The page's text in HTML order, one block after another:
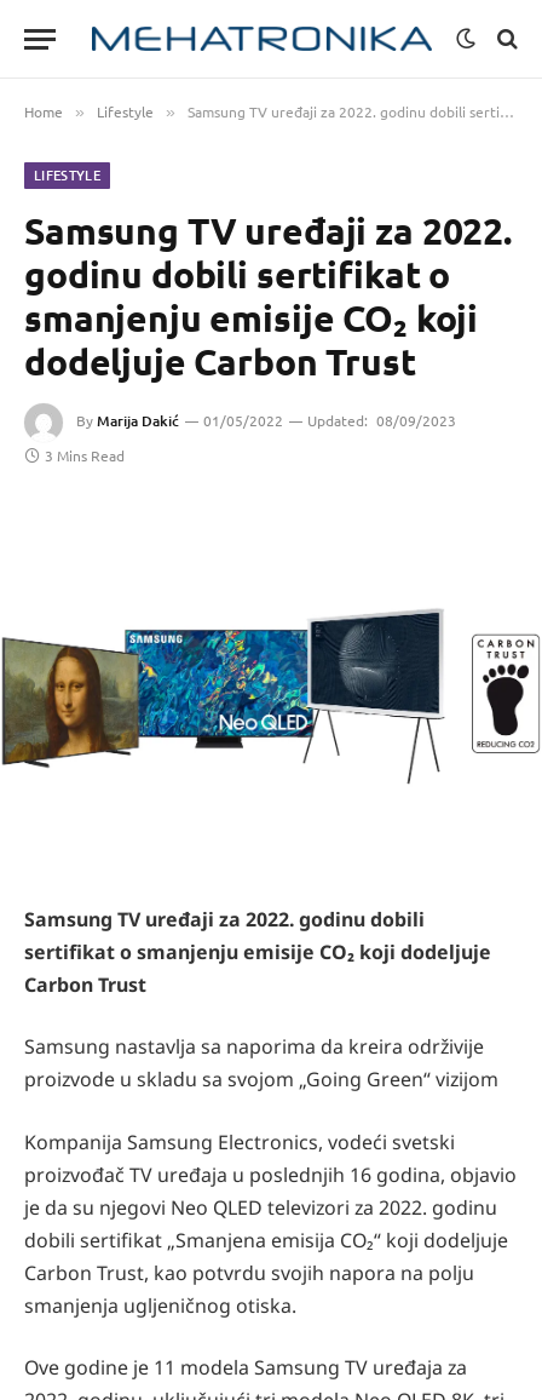
Home » Lifestyle » Samsung TV uređaji za 2022. godinu dobili sertifikat o smanjenju emisije CO₂ koji dodeljuje Carbon Trust
LIFESTYLE
Samsung TV uređaji za 2022.
godinu dobili sertifikat o
smanjenju emisije CO₂ koji
dodeljuje Carbon Trust
ByMarija Dakić 01/05/2022 Updated: 08/09/2023
3 Mins Read
Samsung TV uređaji za 2022. godinu dobili
sertifikat o smanjenju emisije CO₂ koji dodeljuje
Carbon Trust
Samsung nastavlja sa naporima da kreira održivije
proizvode u skladu sa svojom „Going Green“ vizijom
Kompanija Samsung Electronics, vodeći svetski
proizvođač TV uređaja u poslednjih 16 godina, objavio
je da su njegovi Neo QLED televizori za 2022. godinu
dobili sertifikat „Smanjena emisija CO₂“ koji dodeljuje
Carbon Trust, kao potvrdu svojih napora na polju
smanjenja ugljeničnog otiska.
Ove godine je 11 modela Samsung TV uređaja za